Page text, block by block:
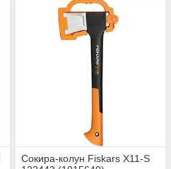
Сокира-колун Fiskars X11-S